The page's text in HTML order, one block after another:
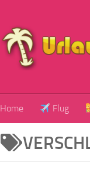
Home Flug